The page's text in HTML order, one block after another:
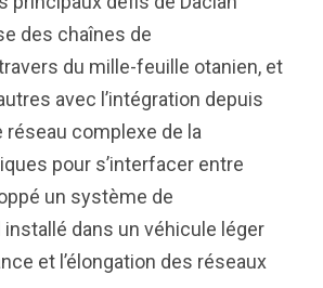
des chaînes de
du mille-feuille otanien, et
avec l’intégration depuis
réseau complexe de la
pour s’interfacer entre
un système de
dans un véhicule léger
et l’élongation des réseaux